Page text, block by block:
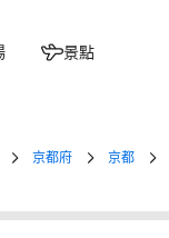
景點
京都府 京都